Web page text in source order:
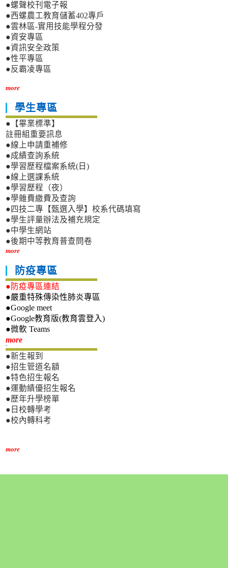
●螺聲校刊電子報
●西螺農工教育儲蓄402專戶
●雲林區-實用技能學程分發
●資安專區
●資訊安全政策
●性平專區
●反霸凌專區
more
學生專區
●【畢業標準】
註冊組重要訊息
●線上申請重補修
●成績查詢系統
●學習歷程檔案系統(日)
●線上選課系統
●學習歷程（夜）
●學雜費繳費及查詢
●四技二專【甄選入學】校系代碼填寫
●學生評量辦法及補充規定
●中學生網站
●後期中等教育普查問卷
more
防疫專區
●防疫專區連結
●嚴重特殊傳染性肺炎專區
●Google meet
●Google教育版(教育雲登入)
●微軟 Teams
more新生專區
●新生報到
●招生管道名額
●特色招生報名
●運動績優招生報名
●歷年升學榜單
●日校轉學考
●校內轉科考
more